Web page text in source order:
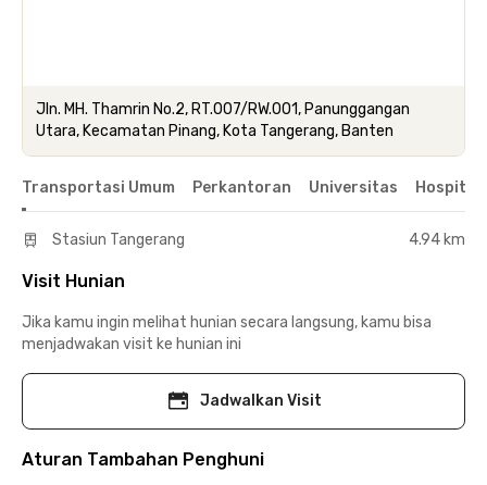
Jln. MH. Thamrin No.2, RT.007/RW.001, Panunggangan
Utara, Kecamatan Pinang, Kota Tangerang, Banten
Transportasi Umum Perkantoran Universitas Hospital
Stasiun Tangerang 4.94 km
Visit Hunian
Jika kamu ingin melihat hunian secara langsung, kamu bisa
menjadwakan visit ke hunian ini
Jadwalkan Visit
Aturan Tambahan Penghuni